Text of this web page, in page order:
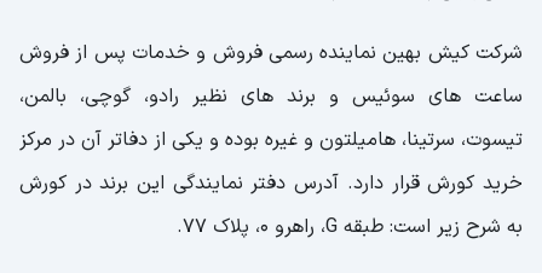
شرکت کیش بهین نماینده رسمی فروش و خدمات پس از فروش
ساعت های سوئیس و برند های نظیر رادو، گوچی، بالمن،
تیسوت، سرتینا، هامیلتون و غیره بوده و یکی از دفاتر آن در مرکز
خرید کورش قرار دارد. آدرس دفتر نمایندگی این برند در کورش
به شرح زیر است: طبقه G، راهرو 0، پلاک 77.